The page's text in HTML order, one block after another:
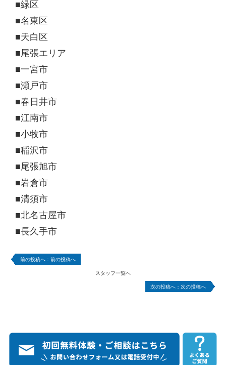
■緑区
■名東区
■天白区
■尾張エリア
■一宮市
■瀬戸市
■春日井市
■江南市
■小牧市
■稲沢市
■尾張旭市
■岩倉市
■清須市
■北名古屋市
■長久手市
前の投稿へ
スタッフ一覧へ
次の投稿へ